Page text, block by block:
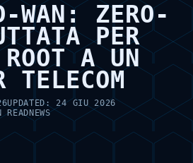
WAN: ZERO-
PER
ROOT A UN
TELECOM
UPDATED: 24 GIU 2026
READ NEWS